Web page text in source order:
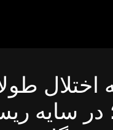
اختلال
در سایه